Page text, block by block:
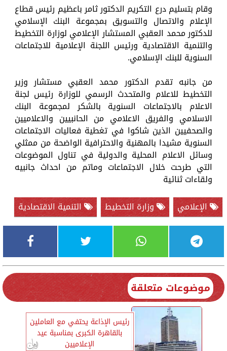
وقام بتسليم درع التكريم الدكتور ثامر باعظيم رئيس قطاع
الإعلام والاتصال والتسويق بمجموعة البنك الإسلامي
للدكتور محمد العقبي المستشار الإعلامي لوزارة التخطيط
والتنمية الاقتصادية ورئيس اللجنة الإعلامية للاجتماعات
السنوية للبنك الإسلامي.
من جانبه تقدم الدكتور محمد العقبي مستشار وزير
التخطيط للاعلام والمتحدث الرسمي للوزارة رئيس لجنة
الاعلام بالاجتماعات السنوية بالشكر لمجموعة البنك
الاسلامي والفريق الاعلامي من الحانبيين والاعلاميين
والصحفيين الذين شاكوا في تغطية فعاليات الاجتماعات
السنوية مشيدا بالمهنية والاحترافية الواضحة من ممثلي
وسائل الاعلام المحلية والدولية في تناول الموضوعات
التي طرحت خلال الاجتماعات وماتم من احداث جانبيه
ولقاءات ثنائية
الإعلامي
وزارة التخطيط التنمية الاقتصادية
موضوعات متعلقة
رئيس الإذاعة يحتفي مع العاملين
بالقاهرة الكبرى بمناسبة عيد
الإعلاميين